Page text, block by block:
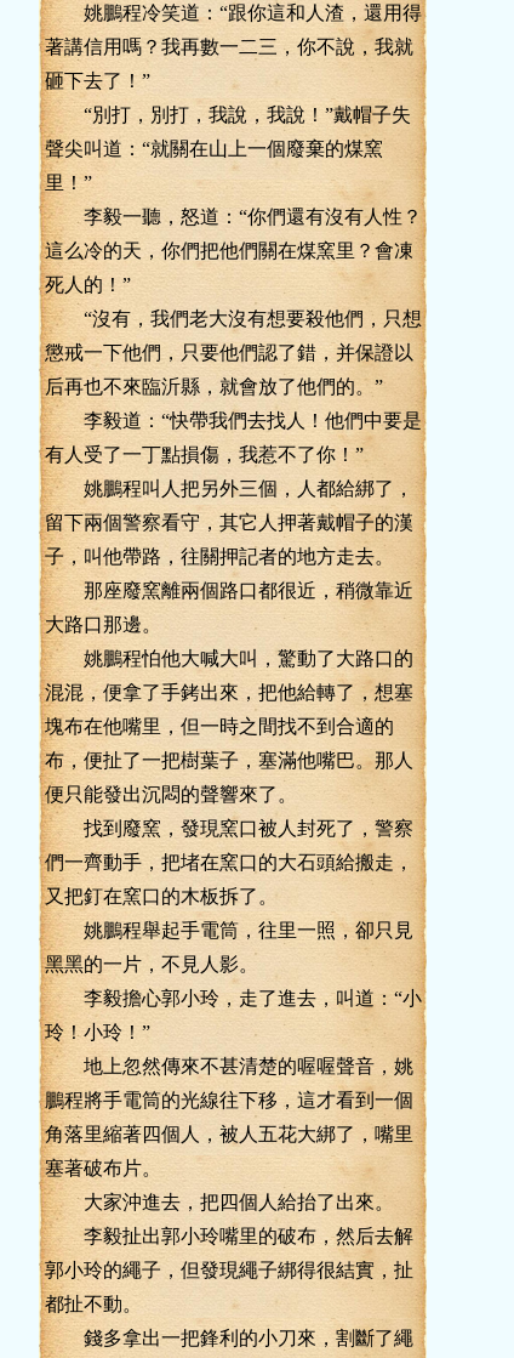
姚鵬程冷笑道：“跟你這和人渣，還用得
著講信用嗎？我再數一二三，你不說，我就
砸下去了！”
“別打，別打，我說，我說！”戴帽子失
聲尖叫道：“就關在山上一個廢棄的煤窯
里！”
李毅一聽，怒道：“你們還有沒有人性？
這么冷的天，你們把他們關在煤窯里？會凍
死人的！”
“沒有，我們老大沒有想要殺他們，只想
懲戒一下他們，只要他們認了錯，并保證以
后再也不來臨沂縣，就會放了他們的。”
李毅道：“快帶我們去找人！他們中要是
有人受了一丁點損傷，我惹不了你！”
姚鵬程叫人把另外三個，人都給綁了，
留下兩個警察看守，其它人押著戴帽子的漢
子，叫他帶路，往關押記者的地方走去。
那座廢窯離兩個路口都很近，稍微靠近
大路口那邊。
姚鵬程怕他大喊大叫，驚動了大路口的
混混，便拿了手銬出來，把他給轉了，想塞
塊布在他嘴里，但一時之間找不到合適的
布，便扯了一把樹葉子，塞滿他嘴巴。那人
便只能發出沉悶的聲響來了。
找到廢窯，發現窯口被人封死了，警察
們一齊動手，把堵在窯口的大石頭給搬走，
又把釘在窯口的木板拆了。
姚鵬程舉起手電筒，往里一照，卻只見
黑黑的一片，不見人影。
李毅擔心郭小玲，走了進去，叫道：“小
玲！小玲！”
地上忽然傳來不甚清楚的喔喔聲音，姚
鵬程將手電筒的光線往下移，這才看到一個
角落里縮著四個人，被人五花大綁了，嘴里
塞著破布片。
大家沖進去，把四個人給抬了出來。
李毅扯出郭小玲嘴里的破布，然后去解
郭小玲的繩子，但發現繩子綁得很結實，扯
都扯不動。
錢多拿出一把鋒利的小刀來，割斷了繩